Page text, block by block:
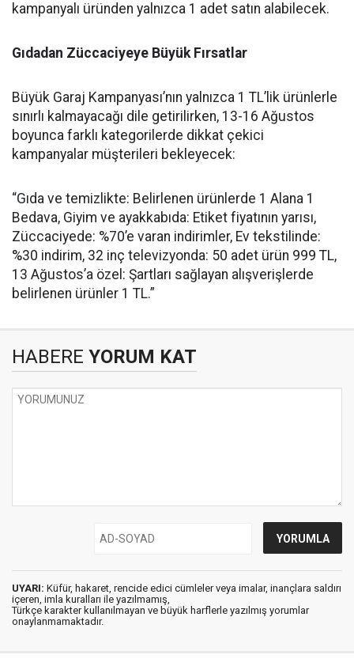
kampanyalı üründen yalnızca 1 adet satın alabilecek.
Gıdadan Züccaciyeye Büyük Fırsatlar
Büyük Garaj Kampanyası’nın yalnızca 1 TL’lik ürünlerle
sınırlı kalmayacağı dile getirilirken, 13-16 Ağustos
boyunca farklı kategorilerde dikkat çekici
kampanyalar müşterileri bekleyecek:
“Gıda ve temizlikte: Belirlenen ürünlerde 1 Alana 1
Bedava, Giyim ve ayakkabıda: Etiket fiyatının yarısı,
Züccaciyede: %70’e varan indirimler, Ev tekstilinde:
%30 indirim, 32 inç televizyonda: 50 adet ürün 999 TL,
13 Ağustos’a özel: Şartları sağlayan alışverişlerde
belirlenen ürünler 1 TL.”
HABERE YORUM KAT
UYARI: Küfür, hakaret, rencide edici cümleler veya imalar, inançlara saldırı
içeren, imla kuralları ile yazılmamış,
Türkçe karakter kullanılmayan ve büyük harflerle yazılmış yorumlar
onaylanmamaktadır.